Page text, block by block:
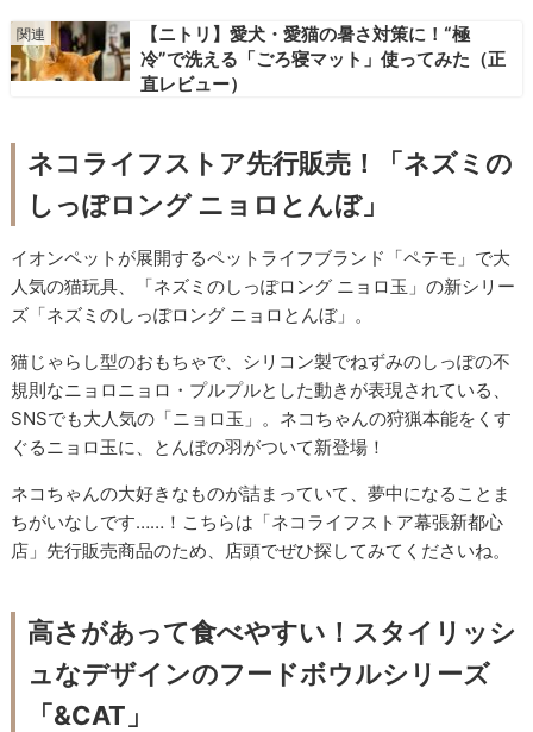
【ニトリ】愛犬・愛猫の暑さ対策に！“極
冷”で洗える「ごろ寝マット」使ってみた（正
直レビュー）
ネコライフストア先行販売！「ネズミの
しっぽロング ニョロとんぼ」
イオンペットが展開するペットライフブランド「ペテモ」で大
人気の猫玩具、「ネズミのしっぽロング ニョロ玉」の新シリー
ズ「ネズミのしっぽロング ニョロとんぼ」。
猫じゃらし型のおもちゃで、シリコン製でねずみのしっぽの不
規則なニョロニョロ・プルプルとした動きが表現されている、
SNSでも大人気の「ニョロ玉」。ネコちゃんの狩猟本能をくす
ぐるニョロ玉に、とんぼの羽がついて新登場！
ネコちゃんの大好きなものが詰まっていて、夢中になることま
ちがいなしです……！こちらは「ネコライフストア幕張新都心
店」先行販売商品のため、店頭でぜひ探してみてくださいね。
高さがあって食べやすい！スタイリッシ
ュなデザインのフードボウルシリーズ
「&CAT」